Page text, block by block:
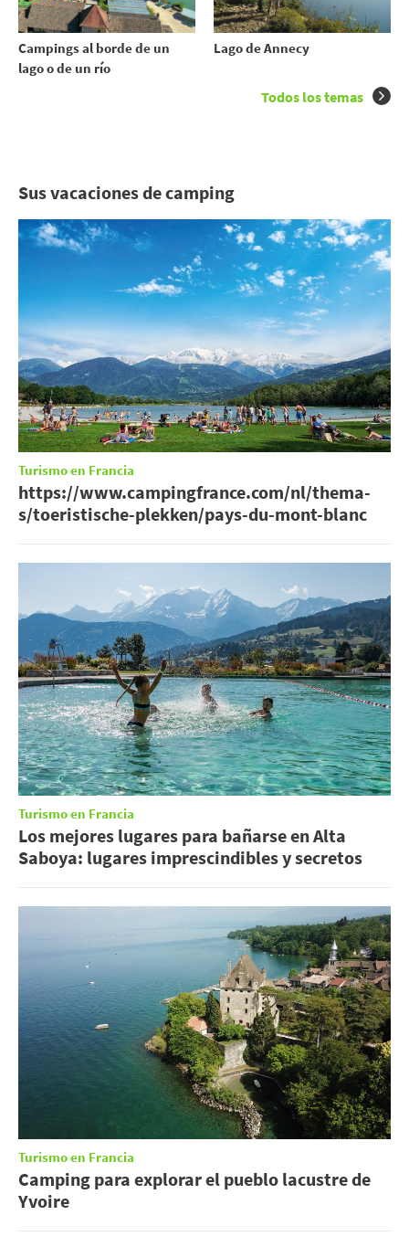
Campings al borde de un
lago o de un río
Lago de Annecy
Todos los temas
Sus vacaciones de camping
Turismo en Francia
https://www.campingfrance.com/nl/thema-
s/toeristische-plekken/pays-du-mont-blanc
Turismo en Francia
Los mejores lugares para bañarse en Alta
Saboya: lugares imprescindibles y secretos
Turismo en Francia
Camping para explorar el pueblo lacustre de
Yvoire